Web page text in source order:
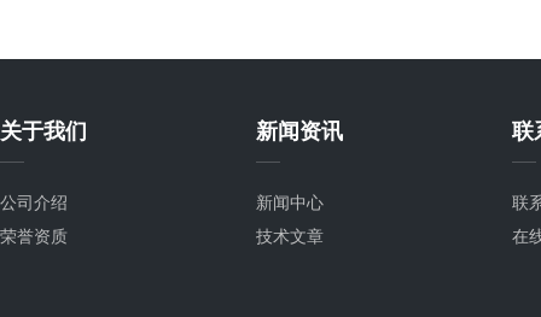
关于我们
公司介绍
荣誉资质
新闻资讯
新闻中心
技术文章
联
联
在